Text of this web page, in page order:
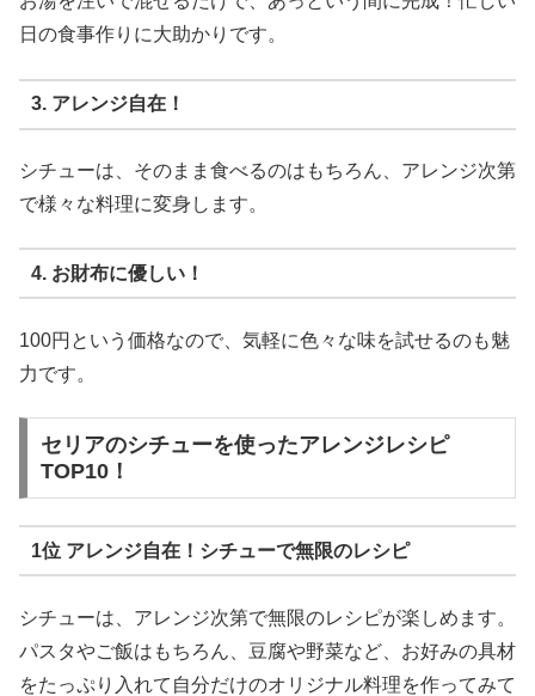
日の食事作りに大助かりです。
3. アレンジ自在！
シチューは、そのまま食べるのはもちろん、アレンジ次第
で様々な料理に変身します。
4. お財布に優しい！
100円という価格なので、気軽に色々な味を試せるのも魅
力です。
セリアのシチューを使ったアレンジレシピ
TOP10！
1位 アレンジ自在！シチューで無限のレシピ
シチューは、アレンジ次第で無限のレシピが楽しめます。
パスタやご飯はもちろん、豆腐や野菜など、お好みの具材
をたっぷり入れて自分だけのオリジナル料理を作ってみて